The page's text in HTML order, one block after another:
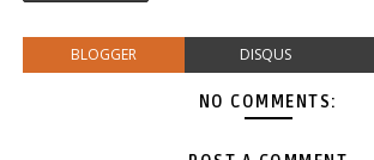
BLOGGER DISQUS
NO COMMENTS: